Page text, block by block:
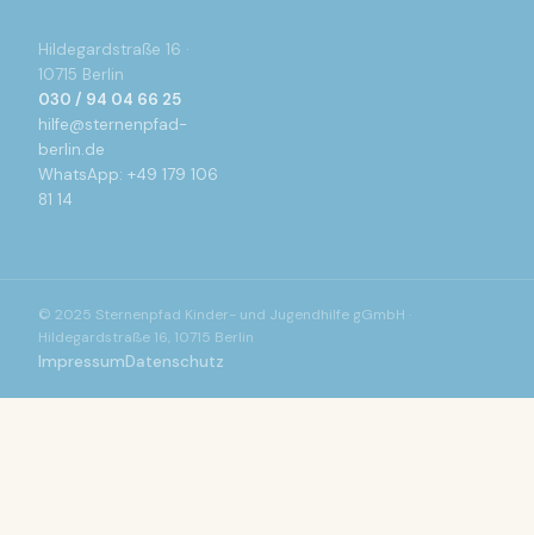
Hildegardstraße 16 ·
10715 Berlin
030 / 94 04 66 25
hilfe@sternenpfad-
berlin.de
WhatsApp: +49 179 106
81 14
© 2025 Sternenpfad Kinder- und Jugendhilfe gGmbH ·
Hildegardstraße 16, 10715 Berlin
ImpressumDatenschutz